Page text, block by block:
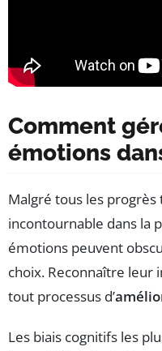
Comment
émotions
Malgré tous les
incontournable dans la
émotions peuvent
choix. Reconnaître leur
tout processus d’
Les biais cognitifs les